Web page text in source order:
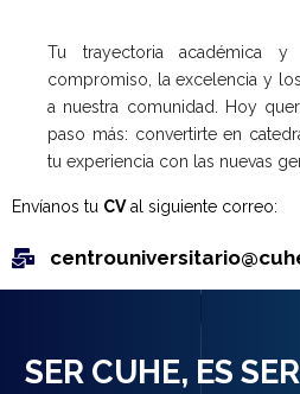
Tu trayectoria académica y
compromiso, la excelencia y
a nuestra comunidad. Hoy
paso más: convertirte en
tu experiencia con las nuevas
Envíanos tu CVal siguiente correo:
SER CUHE, ES